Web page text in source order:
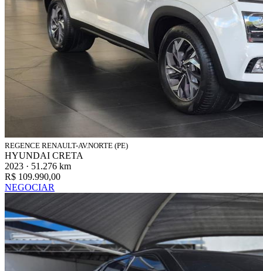
REGENCE RENAULT-AV.NORTE (PE)
HYUNDAI CRETA
2023 · 51.276 km
R$ 109.990,00
NEGOCIAR